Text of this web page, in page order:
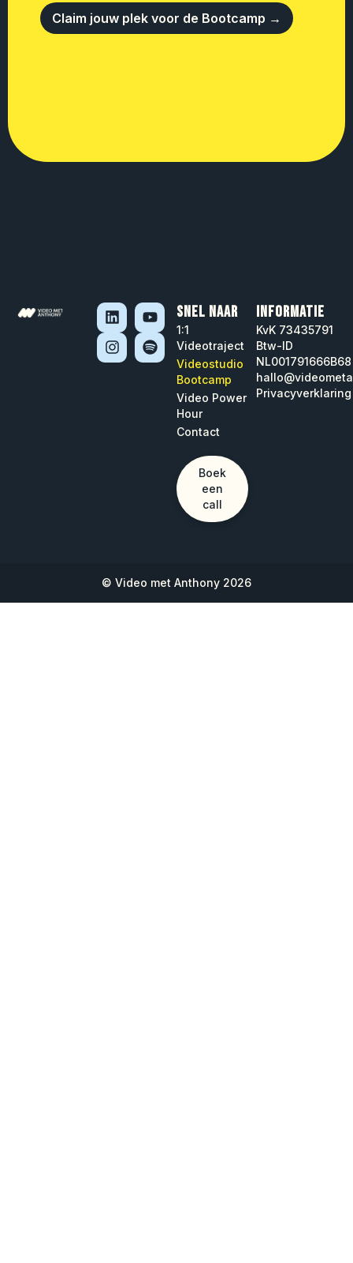
Claim jouw plek voor de Bootcamp →
SNEL NAAR
1:1
Videotraject
Videostudio
Bootcamp
Video Power
Hour
Contact
Boek
een
call
INFORMATIE
KvK 73435791
Btw-ID
NL001791666B68
Privacyverklaring
© Video met Anthony 2026